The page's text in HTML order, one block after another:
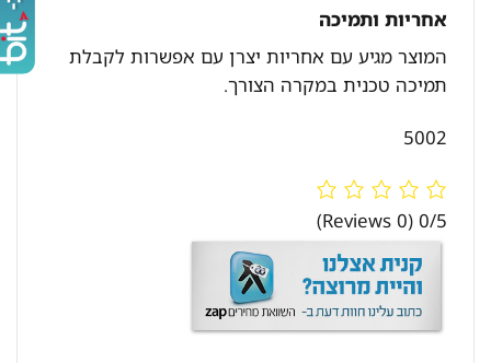
אחריות ותמיכה
המוצר מגיע עם אחריות יצרן עם אפשרות לקבלת
תמיכה טכנית במקרה הצורך.
5002
0/5
(0 Reviews)